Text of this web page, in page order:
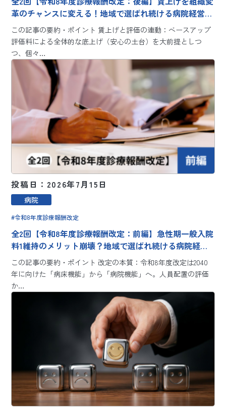
革のチャンスに変える！地域で選ばれ続ける病院経営の
ための人事戦略
この記事の要約・ポイント 賃上げと評価の連動：ベースアップ
評価料による全体的な底上げ（安心の土台）を大前提としつ
つ、個々…
投稿日：2026年7月15日
病院
令和8年度診療報酬改定
全2回【令和8年度診療報酬改定：前編】急性期一般入院
料1維持のメリット崩壊？地域で選ばれ続ける病院経営
のための3つの視点
この記事の要約・ポイント 改定の本質：令和8年度改定は2040
年に向けた「病床機能」から「病院機能」へ。人員配置の評価
か…